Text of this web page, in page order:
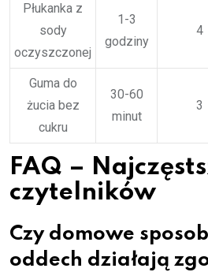
Płukanka z
sody
oczyszczonej
1-3
godziny
4
Guma do
żucia bez
cukru
30-60
minut
3
FAQ –
czytelników
Czy domowe
oddech działają